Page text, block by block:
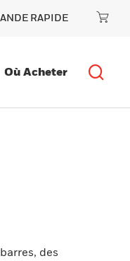
RAPIDE
Où Acheter
des